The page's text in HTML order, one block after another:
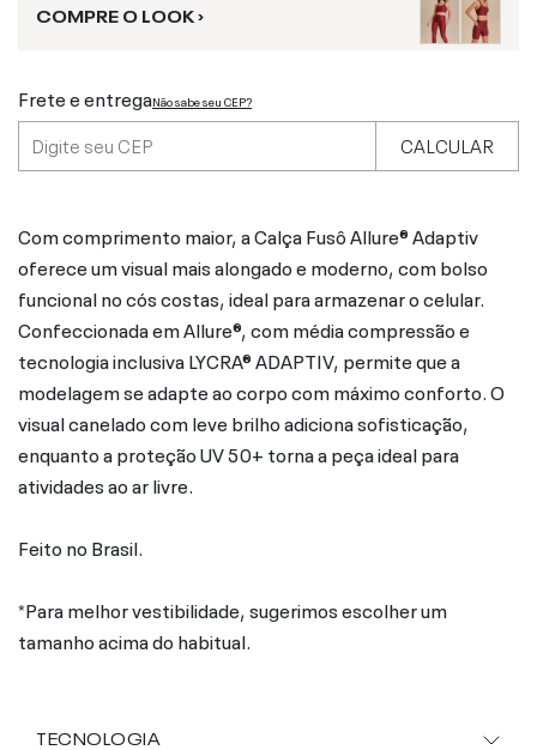
COMPRE O LOOK ›
Frete e entregaNão sabe seu CEP?
CALCULAR
Com comprimento maior, a Calça Fusô Allure® Adaptiv
oferece um visual mais alongado e moderno, com bolso
funcional no cós costas, ideal para armazenar o celular.
Confeccionada em Allure®, com média compressão e
tecnologia inclusiva LYCRA® ADAPTIV, permite que a
modelagem se adapte ao corpo com máximo conforto. O
visual canelado com leve brilho adiciona sofisticação,
enquanto a proteção UV 50+ torna a peça ideal para
atividades ao ar livre.
Feito no Brasil.
*Para melhor vestibilidade, sugerimos escolher um
tamanho acima do habitual.
TECNOLOGIA